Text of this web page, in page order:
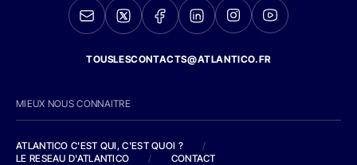
TOUSLESCONTACTS@ATLANTICO.FR
MIEUX NOUS CONNAITRE
ATLANTICO C'EST QUI, C'EST QUOI ?
/
LE RESEAU D'ATLANTICO
/ CONTACT